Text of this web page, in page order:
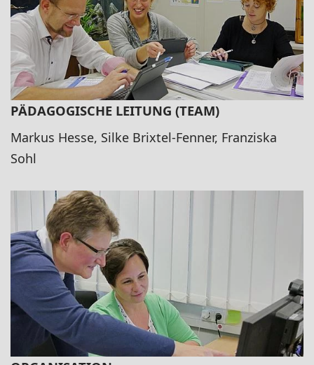
PÄDAGOGISCHE LEITUNG (TEAM)
Markus Hesse, Silke Brixtel-Fenner, Franziska
Sohl